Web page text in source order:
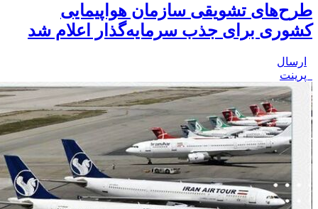
طرح‌های تشویقی سازمان هواپیمایی
کشوری برای جذب سرمایه‌گذار اعلام شد
ارسال
پرینت